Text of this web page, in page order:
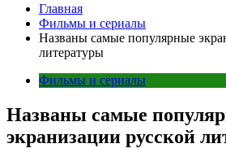
Главная
Фильмы и сериалы
Названы самые популярные
литературы
Фильмы и сериалы
Названы самые
экранизации русской